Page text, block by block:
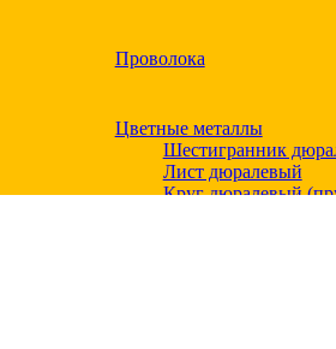
Проволока
Цветные металлы
Шестигранник
Лист дюралевый
Круг дюралевый